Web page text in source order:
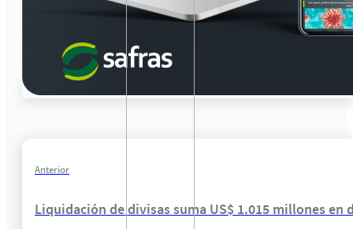
Anterior
Liquidación de divisas suma US$ 1.015 millones en